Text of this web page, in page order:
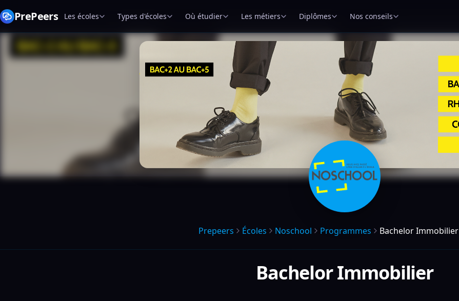
PrePeers Les écoles Types d'écoles Où étudier Les métiers Diplômes Nos conseils
Prepeers Écoles Noschool Programmes Bachelor Immobilier
Bachelor Immobilier